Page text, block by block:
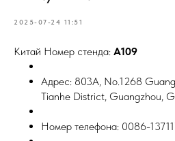
2025-07-24 11:51
Китай Номер стенда: A109
Адрес: 803A, No.1268
Tianhe District, Guangzhou,
Номер телефона: 0086-